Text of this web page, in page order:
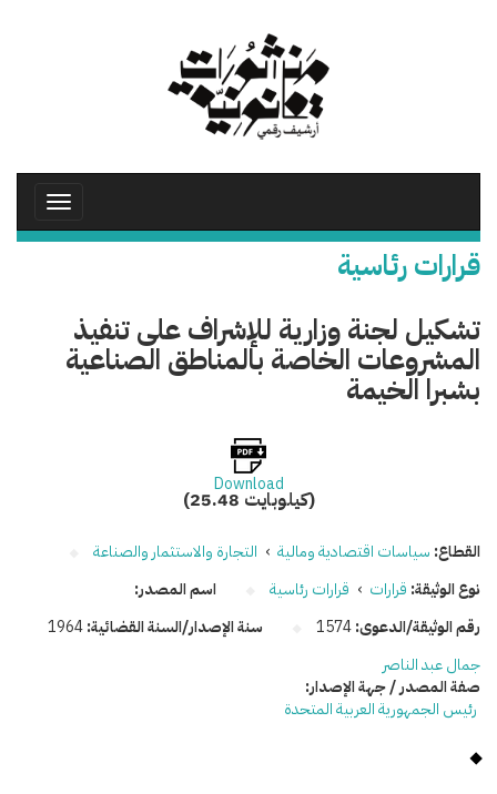
Toggle
قرارات رئاسية
تشكيل لجنة وزارية للإشراف على تنفيذ
المشروعات الخاصة بالمناطق الصناعية
بشبرا الخيمة
Download
(25.48 كيلوبايت)
القطاع: سياسات اقتصادية ومالية › التجارة والاستثمار والصناعة
نوع الوثيقة: قرارات › قرارات رئاسية
رقم الوثيقة/الدعوى:1574 سنة الإصدار/السنة القضائية:1964
اسم المصدر:
جمال عبد الناصر
صفة المصدر / جهة الإصدار:
رئيس الجمهورية العربية المتحدة